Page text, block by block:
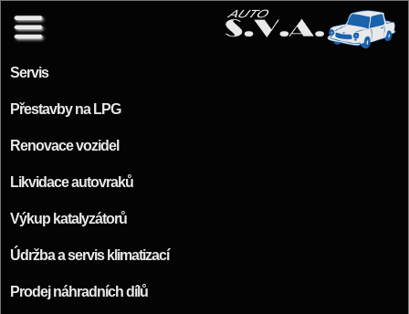
Servis
Přestavby na LPG
Renovace vozidel
Likvidace autovraků
Výkup katalyzátorů
Údržba a servis klimatizací
Prodej náhradních dílů